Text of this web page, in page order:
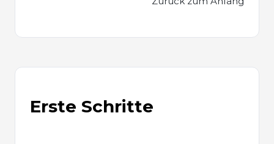
Erste Schritte